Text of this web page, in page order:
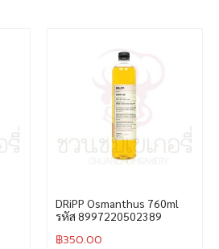
DRiPP Osmanthus 760ml
รหัส 8997220502389
฿350.00